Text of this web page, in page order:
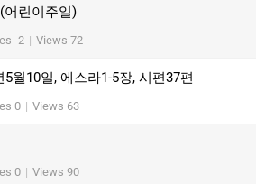
어린이주일)
-2 | Views 72
월10일, 에스라1-5장, 시편37편
0 | Views 63
0 | Views 90